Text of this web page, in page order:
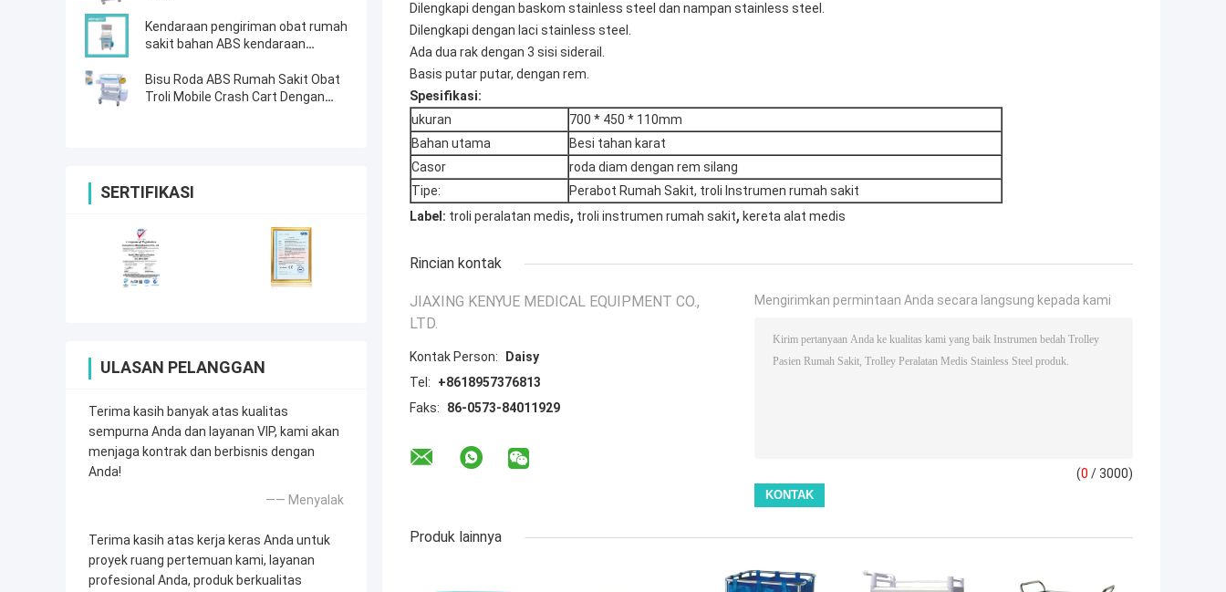
Kendaraan pengiriman obat rumah
sakit bahan ABS kendaraan
Bisu Roda ABS Rumah Sakit Obat
Troli Mobile Crash Cart Dengan
SERTIFIKASI
ULASAN PELANGGAN
Terima kasih banyak atas kualitas
sempurna Anda dan layanan VIP, kami akan
menjaga kontrak dan berbisnis dengan
Anda!
—— Menyalak
Terima kasih atas kerja keras Anda untuk
proyek ruang pertemuan kami, layanan
profesional Anda, produk berkualitas
Dilengkapi dengan baskom stainless steel dan nampan stainless steel.
Dilengkapi dengan laci stainless steel.
Ada dua rak dengan 3 sisi siderail.
Basis putar putar, dengan rem.
Spesifikasi:
ukuran
700 * 450 * 110mm
Bahan utama
Besi tahan karat
Casor
roda diam dengan rem silang
Tipe:
Perabot Rumah Sakit, troli Instrumen rumah sakit
Label: troli peralatan medis, troli instrumen rumah sakit, kereta alat medis
Rincian kontak
JIAXING KENYUE MEDICAL EQUIPMENT CO.,
LTD.
Kontak Person:
Daisy
Tel:
+8618957376813
Faks:
86-0573-84011929
Mengirimkan permintaan Anda secara langsung kepada kami
(0 / 3000)
Produk lainnya